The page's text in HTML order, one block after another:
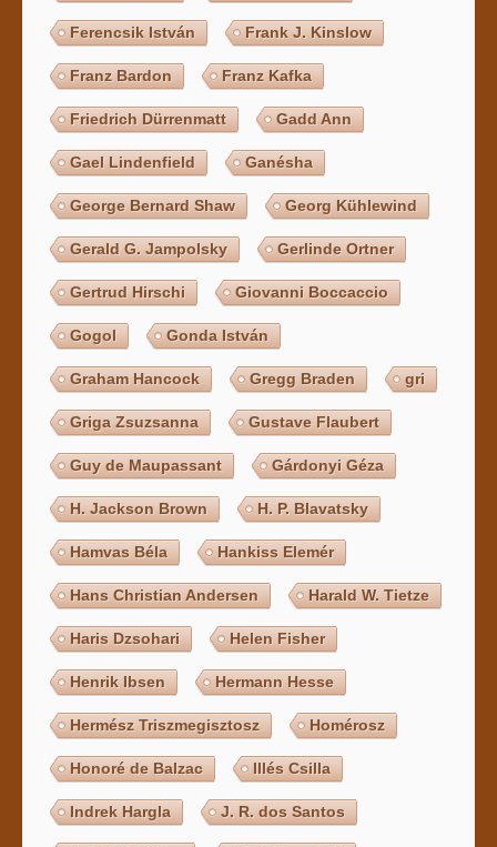
Ferencsik István Frank J. Kinslow
Franz Bardon Franz Kafka
Friedrich Dürrenmatt Gadd Ann
Gael Lindenfield Ganésha
George Bernard Shaw Georg Kühlewind
Gerald G. Jampolsky Gerlinde Ortner
Gertrud Hirschi Giovanni Boccaccio
Gogol Gonda István
Graham Hancock Gregg Braden gri
Griga Zsuzsanna Gustave Flaubert
Guy de Maupassant Gárdonyi Géza
H. Jackson Brown H. P. Blavatsky
Hamvas Béla Hankiss Elemér
Hans Christian Andersen Harald W. Tietze
Haris Dzsohari Helen Fisher
Henrik Ibsen Hermann Hesse
Hermész Triszmegisztosz Homérosz
Honoré de Balzac Illés Csilla
Indrek Hargla J. R. dos Santos